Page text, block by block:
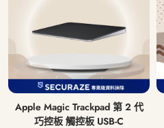
Apple Magic Trackpad 第 2 代
巧控板 觸控板 USB-C